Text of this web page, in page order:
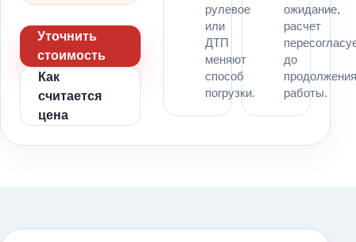
Уточнить
стоимость
Как
считается
цена
рулевое
или
ДТП
меняют
способ
погрузки.
ожидание,
расчет
до
работы.